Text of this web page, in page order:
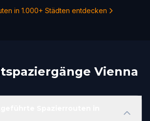
in 1.000+ Städten entdecken
Vienna